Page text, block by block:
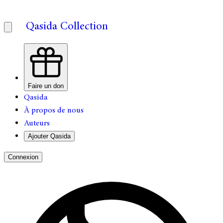
Qasida Collection
Faire un don
Qasida
À propos de nous
Auteurs
Ajouter Qasida
Connexion